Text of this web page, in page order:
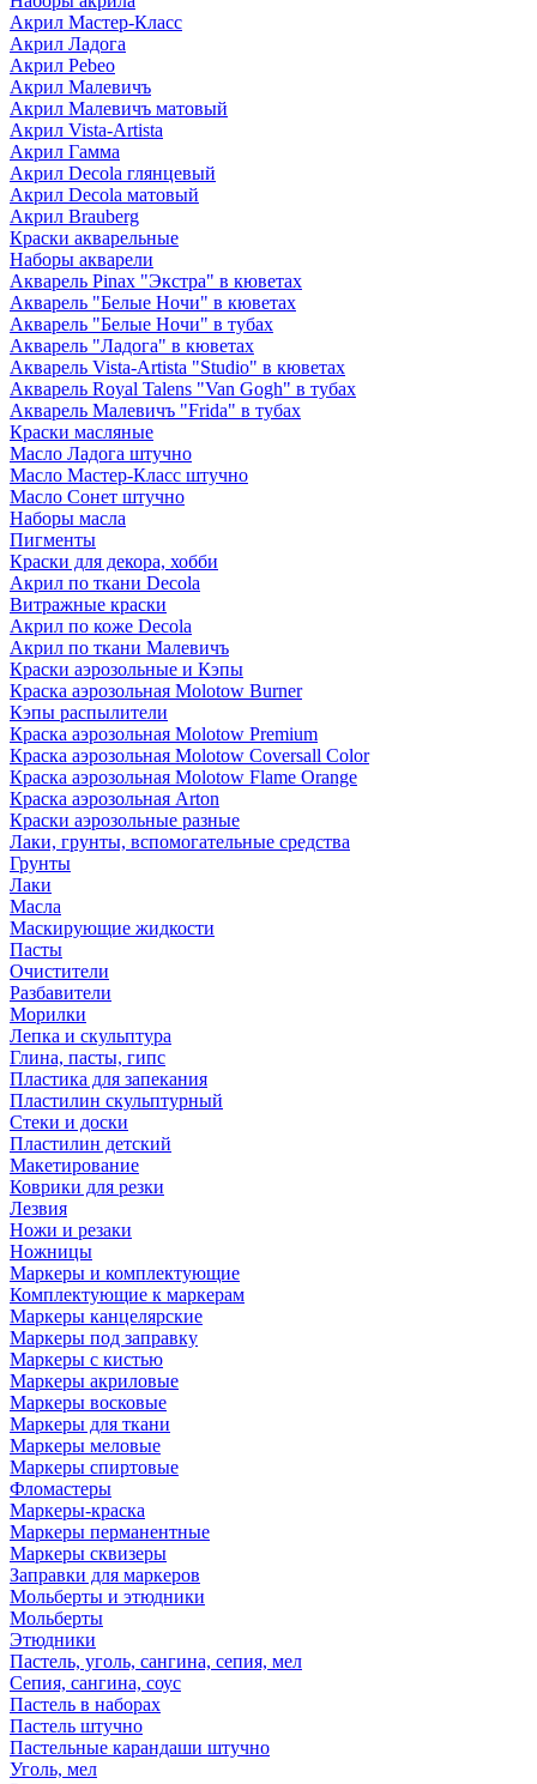
Акрил Мастер-Класс
Акрил Ладога
Акрил Pebeo
Акрил Малевичъ
Акрил Малевичъ матовый
Акрил Vista-Artista
Акрил Гамма
Акрил Decola глянцевый
Акрил Decola матовый
Акрил Brauberg
Краски акварельные
Наборы акварели
Акварель Pinax "Экстра" в кюветах
Акварель "Белые Ночи" в кюветах
Акварель "Белые Ночи" в тубах
Акварель "Ладога" в кюветах
Акварель Vista-Artista "Studio" в кюветах
Акварель Royal Talens "Van Gogh" в тубах
Акварель Малевичъ "Frida" в тубах
Краски масляные
Масло Ладога штучно
Масло Мастер-Класс штучно
Масло Сонет штучно
Наборы масла
Пигменты
Краски для декора, хобби
Акрил по ткани Decola
Витражные краски
Акрил по коже Decola
Акрил по ткани Малевичъ
Краски аэрозольные и Кэпы
Краска аэрозольная Molotow Burner
Кэпы распылители
Краска аэрозольная Molotow Premium
Краска аэрозольная Molotow Coversall Color
Краска аэрозольная Molotow Flame Orange
Краска аэрозольная Arton
Краски аэрозольные разные
Лаки, грунты, вспомогательные средства
Грунты
Лаки
Масла
Маскирующие жидкости
Пасты
Очистители
Разбавители
Морилки
Лепка и скульптура
Глина, пасты, гипс
Пластика для запекания
Пластилин скульптурный
Стеки и доски
Пластилин детский
Макетирование
Коврики для резки
Лезвия
Ножи и резаки
Ножницы
Маркеры и комплектующие
Комплектующие к маркерам
Маркеры канцелярские
Маркеры под заправку
Маркеры с кистью
Маркеры акриловые
Маркеры восковые
Маркеры для ткани
Маркеры меловые
Маркеры спиртовые
Фломастеры
Маркеры-краска
Маркеры перманентные
Маркеры сквизеры
Заправки для маркеров
Мольберты и этюдники
Мольберты
Этюдники
Пастель, уголь, сангина, сепия, мел
Сепия, сангина, соус
Пастель в наборах
Пастель штучно
Пастельные карандаши штучно
Уголь, мел